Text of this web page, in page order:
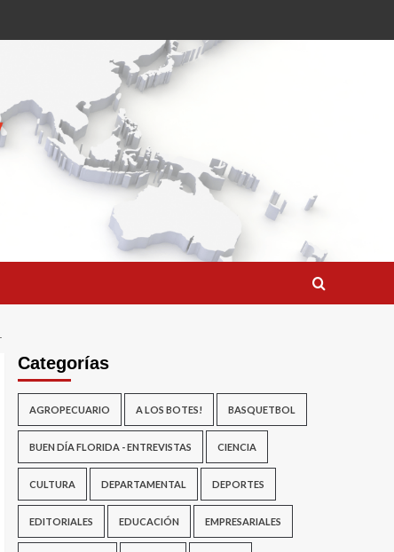
Categorías
AGROPECUARIO A LOS BOTES! BASQUETBOL
BUEN DÍA FLORIDA - ENTREVISTAS CIENCIA
CULTURA DEPARTAMENTAL DEPORTES
EDITORIALES EDUCACIÓN EMPRESARIALES